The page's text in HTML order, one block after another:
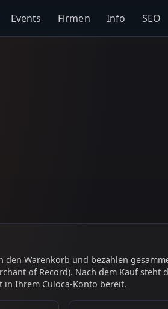
Events Firmen Info SEO
den Warenkorb und bezahlen
of Record). Nach dem Kauf steht
in Ihrem Culoca-Konto bereit.